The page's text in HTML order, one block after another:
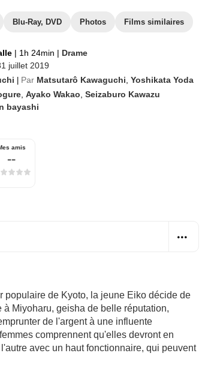
Blu-Ray, DVD Photos Films similaires
| 1h 24min | Drame
juillet 2019
Par Matsutarô Kawaguchi Yoshikata Yoda
Ayako Wakao Seizaburo Kawazu
bayashi
amis
--
populaire de Kyoto, la jeune Eiko décide de
Miyoharu, geisha de belle réputation,
de l'argent à une influente
comprennent qu'elles devront en
avec un haut fonctionnaire, qui peuvent